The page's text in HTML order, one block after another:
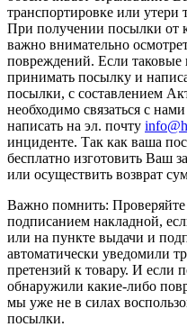
транспортировке или утери
При получении посылки от
важно внимательно
повреждений. Если
принимать посылку и
посылки, с составлением
необходимо связаться с
написать на эл. почту
инциденте. Так как ваша
бесплатно изготовить Ваш
или осуществить возврат
Важно помнить: Проверяйте
подписанием накладной,
или на пункте выдачи и
автоматически уведомили
претензий к товару. И если
обнаружили какие-либо
мы уже не в силах
посылки.